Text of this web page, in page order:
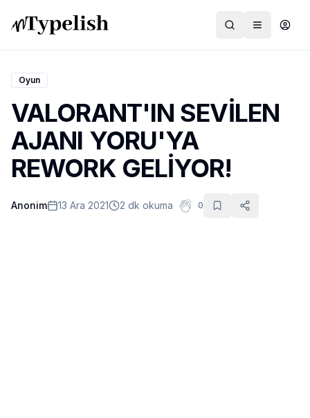
Dünya
Film ve Dizi
Kültür ve Sanat
Sağlık
Oyun
VALORANT'IN SEVİLEN
AJANI YORU'YA
REWORK GELİYOR!
Anonim 13 Ara 2021 2 dk okuma 0